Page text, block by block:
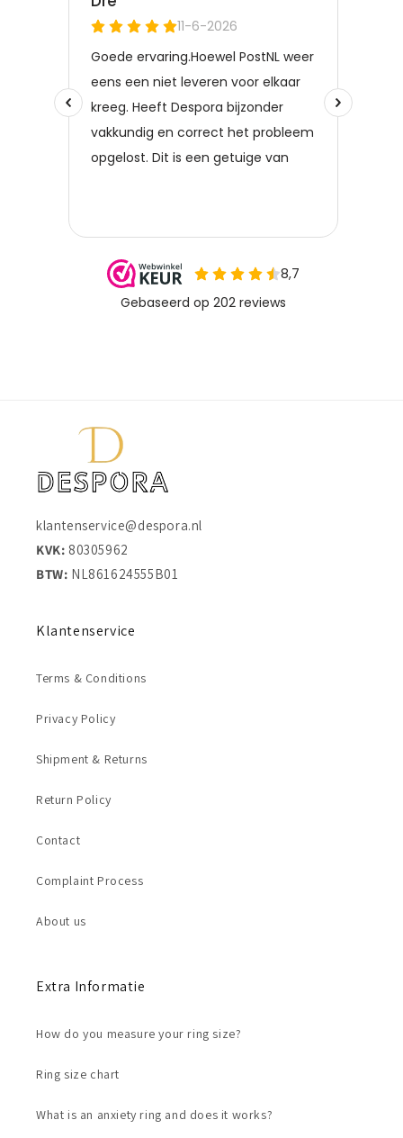
klantenservice@despora.nl
KVK: 80305962
BTW: NL861624555B01
Klantenservice
Terms & Conditions
Privacy Policy
Shipment & Returns
Return Policy
Contact
Complaint Process
About us
Extra Informatie
How do you measure your ring size?
Ring size chart
What is an anxiety ring and does it works?